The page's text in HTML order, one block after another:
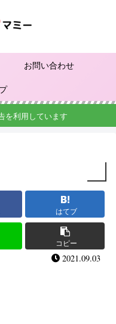
お問い合わせ
を利用しています
はてブ
コピー
2021.09.03